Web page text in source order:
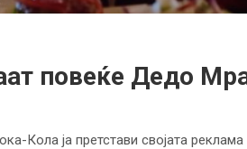
повеќе Дедо
Кола ја претстави својата